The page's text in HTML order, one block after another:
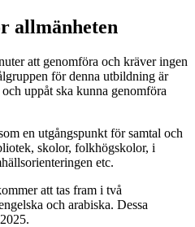
allmänheten
att genomföra och kräver ingen
för denna utbildning är
uppåt ska kunna genomföra
en utgångspunkt för samtal och
skolor, folkhögskolor, i
etc.
att tas fram i två
och arabiska. Dessa